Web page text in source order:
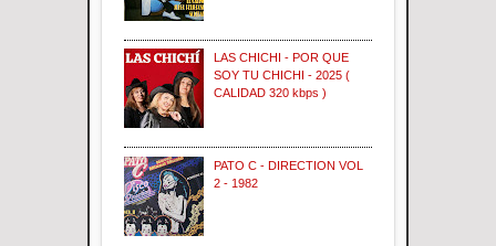
LAS CHICHI - POR QUE
SOY TU CHICHI - 2025 (
CALIDAD 320 kbps )
PATO C - DIRECTION VOL
2 - 1982